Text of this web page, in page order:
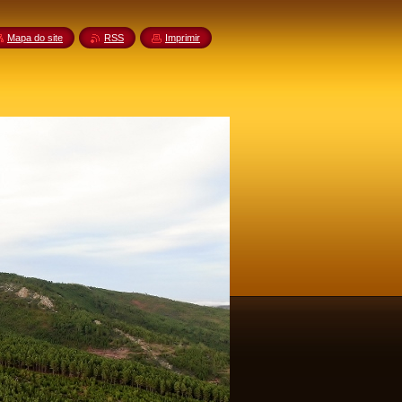
Mapa do site RSS Imprimir